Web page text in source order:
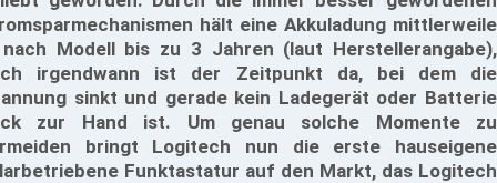
hält eine Akkuladung mittlerweile
Modell bis zu 3 Jahren (laut Herstellerangabe),
irgendwann ist der Zeitpunkt da, bei dem die
sinkt und gerade kein Ladegerät oder Batterie
zur Hand ist. Um genau solche Momente zu
bringt Logitech nun die erste hauseigene
Funktastatur auf den Markt, das Logitech